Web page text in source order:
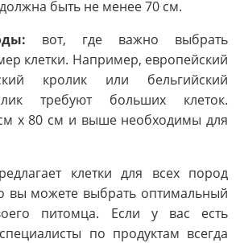
быть не менее 70 см.
вот, где важно выбрать
клетки. Например, европейский
кролик или бельгийский
требуют больших клеток.
х 80 см и выше необходимы для
клетки для всех пород
вы можете выбрать оптимальный
питомца. Если у вас есть
по продуктам всегда